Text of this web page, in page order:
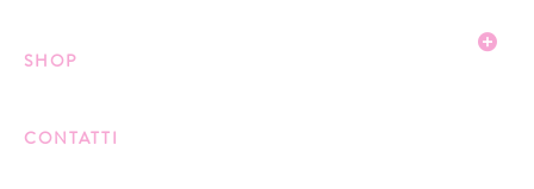
SHOP
CONTATTI